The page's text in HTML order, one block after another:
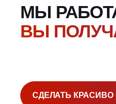
МЫ
ВЫ
СДЕЛАТЬ КРАСИВО